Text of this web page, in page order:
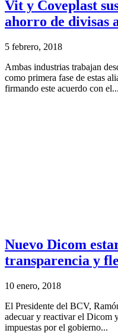
Vit y Coveplast
ahorro de divisas
5 febrero, 2018
Ambas industrias trabajan
como primera fase de estas
firmando este acuerdo con el...
Nuevo Dicom
transparencia y
10 enero, 2018
El Presidente del BCV,
adecuar y reactivar el Dicom
impuestas por el gobierno...